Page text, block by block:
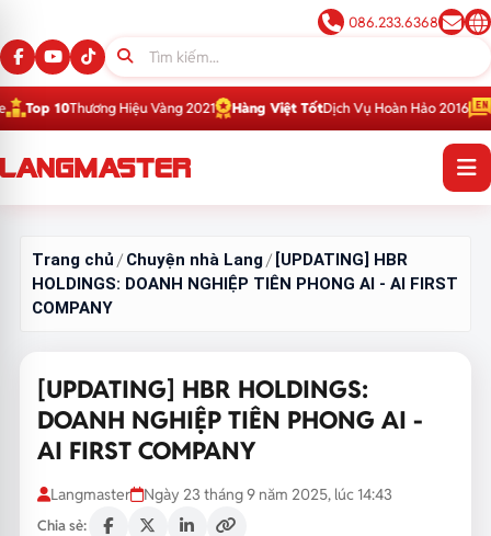
086.233.6368
Hiệu Vàng 2021 Hàng Việt TốtDịch Vụ Hoàn Hảo 2016 Top 1
Trang chủ /Chuyện nhà Lang/ [UPDATING] HBR
HOLDINGS: DOANH NGHIỆP TIÊN PHONG AI - AI FIRST
COMPANY
[UPDATING] HBR HOLDINGS:
DOANH NGHIỆP TIÊN PHONG AI -
AI FIRST COMPANY
Langmaster Ngày 23 tháng 9 năm 2025, lúc 14:43
Chia sẻ: